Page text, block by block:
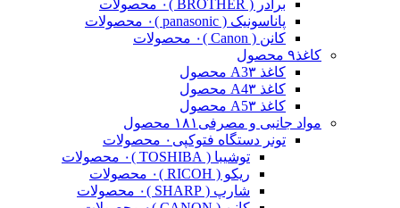
برادر ( BROTHER )
۰ محصولات
پاناسونیک ( panasonic )
۰ محصولات
کانن ( Canon )
۰ محصولات
کاغذ۹ محصول
کاغذ A3 ۳ محصول
کاغذ A4 ۳ محصول
کاغذ A5 ۳ محصول
مواد جانبی و مصرفی ۱۸۱ محصول
تونر دستگاه فتوکپی ۰ محصولات
توشیبا ( TOSHIBA )
۰ محصولات
ریکو ( RICOH )
۰ محصولات
شارپ ( SHARP )
۰ محصولات